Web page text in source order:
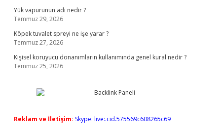
Yük vapurunun adı nedir ?
Temmuz 29, 2026
Köpek tuvalet spreyi ne işe yarar ?
Temmuz 27, 2026
Kişisel koruyucu donanımların kullanımında genel kural nedir ?
Temmuz 25, 2026
Reklam ve İletişim: Skype: live:.cid.575569c608265c69